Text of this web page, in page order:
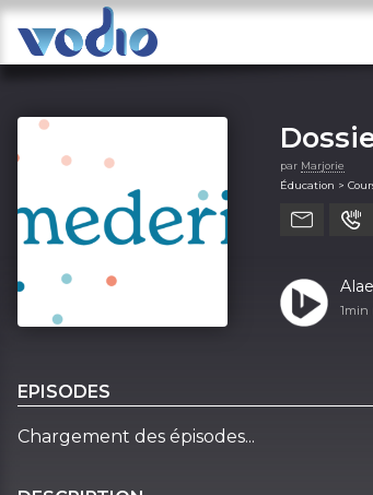
par Marjorie
Éducation >
Alae
1min
EPISODES
Chargement des épisodes...